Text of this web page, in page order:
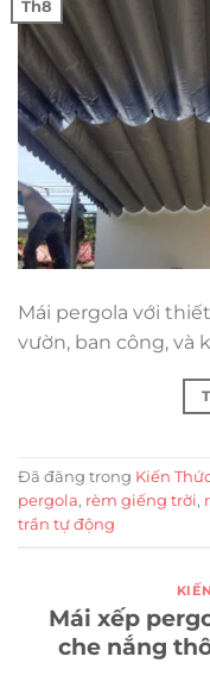
Th8
Mái pergola với
vườn, ban công, và
Đã đăng trong Kiến
pergola, rèm giếng trời,
trần tự động
Mái xếp
che nắng